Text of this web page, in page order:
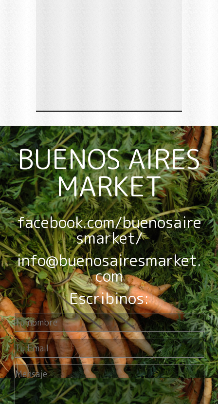
BUENOS AIRES
MARKET
facebook.com/buenosaire
smarket/
info@buenosairesmarket.
com
Escribinos: